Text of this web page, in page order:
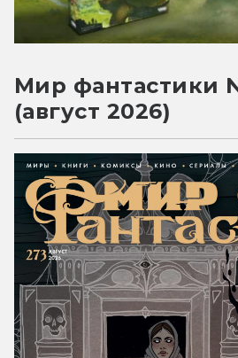
Мир фантастики
(август 2026)